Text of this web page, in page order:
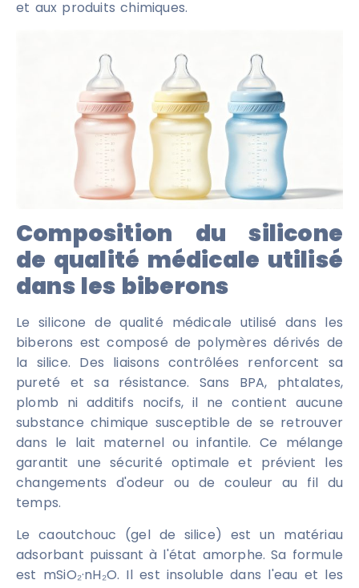
et aux produits chimiques.
Composition du silicone
de qualité médicale utilisé
dans les biberons
Le silicone de qualité médicale utilisé dans les
biberons est composé de polymères dérivés de
la silice. Des liaisons contrôlées renforcent sa
pureté et sa résistance. Sans BPA, phtalates,
plomb ni additifs nocifs, il ne contient aucune
substance chimique susceptible de se retrouver
dans le lait maternel ou infantile. Ce mélange
garantit une sécurité optimale et prévient les
changements d'odeur ou de couleur au fil du
temps.
Le caoutchouc (gel de silice) est un matériau
adsorbant puissant à l'état amorphe. Sa formule
est mSiO₂·nH₂O. Il est insoluble dans l'eau et les